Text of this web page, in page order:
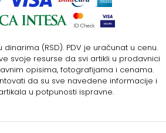
(RSD). PDV je uračunat u cenu.
svoje resurse da svi artikli u prodavnici
opisima, fotografijama i cenama.
da su sve navedene informacije i
u potpunosti ispravne.